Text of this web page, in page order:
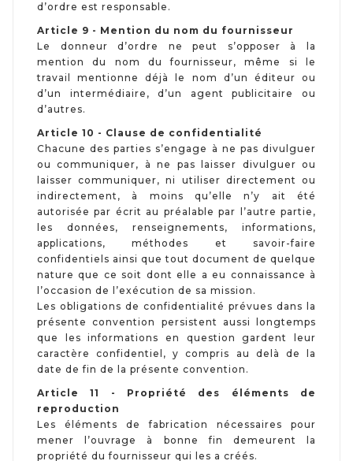
d’ordre est responsable.
Article 9 - Mention du nom du fournisseur
Le donneur d’ordre ne peut s’opposer à la
mention du nom du fournisseur, même si le
travail mentionne déjà le nom d’un éditeur ou
d’un intermédiaire, d’un agent publicitaire ou
d’autres.
Article 10 - Clause de confidentialité
Chacune des parties s’engage à ne pas divulguer
ou communiquer, à ne pas laisser divulguer ou
laisser communiquer, ni utiliser directement ou
indirectement, à moins qu’elle n’y ait été
autorisée par écrit au préalable par l’autre partie,
les données, renseignements, informations,
applications, méthodes et savoir-faire
confidentiels ainsi que tout document de quelque
nature que ce soit dont elle a eu connaissance à
l’occasion de l’exécution de sa mission.
Les obligations de confidentialité prévues dans la
présente convention persistent aussi longtemps
que les informations en question gardent leur
caractère confidentiel, y compris au delà de la
date de fin de la présente convention.
Article 11 - Propriété des éléments de
reproduction
Les éléments de fabrication nécessaires pour
mener l’ouvrage à bonne fin demeurent la
propriété du fournisseur qui les a créés.